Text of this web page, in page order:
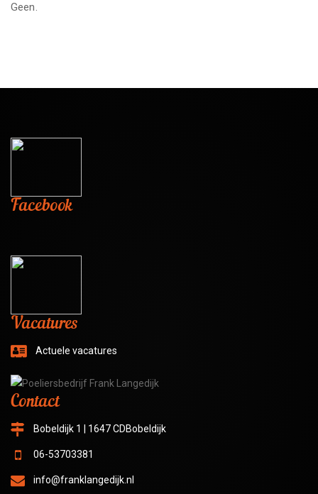
Geen.
Facebook
Vacatures
Actuele vacatures
Contact
Bobeldijk 1 | 1647 CDBobeldijk
06-53703381
info@franklangedijk.nl